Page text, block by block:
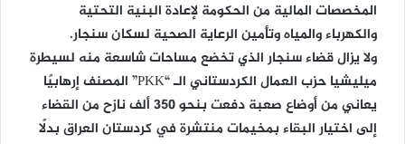
المخصصات المالية من الحكومة لإعادة البنية التحتية
والكهرباء والمياه وتأمين الرعاية الصحية لسكان سنجار.
ولا يزال قضاء سنجار الذي تخضع مساحات شاسعة منه لسيطرة
ميليشيا حزب العمال الكردستاني الـ “PKK” المصنف إرهابيًا
يعاني من أوضاع صعبة دفعت بنحو 350 ألف نازح من القضاء
إلى اختيار البقاء بمخيمات منتشرة في كردستان العراق بدلًا